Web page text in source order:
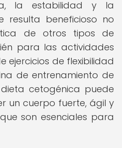
la estabilidad y la
resulta beneficioso no
de otros tipos de
para las actividades
ejercicios de flexibilidad
de entrenamiento de
cetogénica puede
un cuerpo fuerte, ágil y
son esenciales para